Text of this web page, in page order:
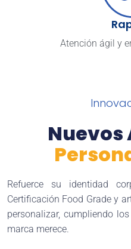
Atención ágil y
Refuerce su identidad
Certificación Food Grade y
personalizar, cumpliendo
marca merece.